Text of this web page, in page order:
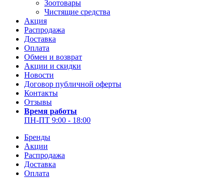
Зоотовары
Чистящие средства
Акция
Распродажа
Доставка
Оплата
Обмен и возврат
Акции и скидки
Новости
Договор публичной оферты
Контакты
Отзывы
Время работы
ПН-ПТ 9:00 - 18:00
Бренды
Акции
Распродажа
Доставка
Оплата